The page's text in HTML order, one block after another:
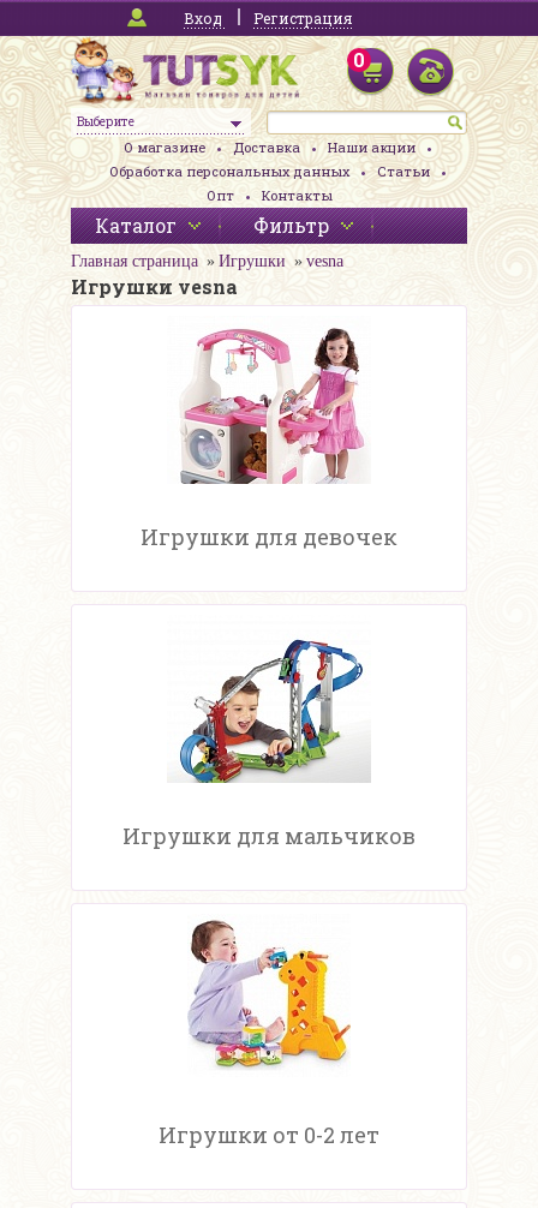
Вход Регистрация
Выберите
0
О магазине Доставка
Наши акции
Обработка персональных данных
Статьи
Опт
Контакты
Каталог Фильтр
Главная страница Игрушки vesna
Игрушки vesna
Игрушки для девочек
Игрушки для мальчиков
Игрушки от 0-2 лет